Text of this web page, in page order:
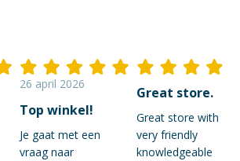
26 april 2026
Top winkel!
Je gaat met een
vraag naar
Great store.
Great store with
very friendly
knowledgeable